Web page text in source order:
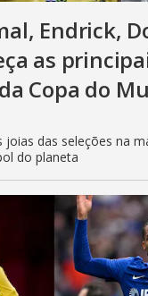
Endrick,
as
Copa do
joias das seleções na
do planeta